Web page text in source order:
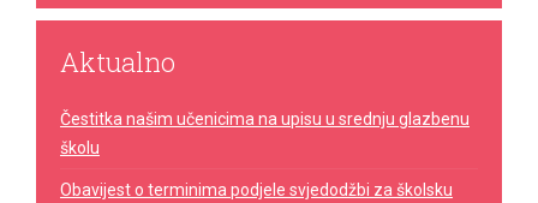
Aktualno
Čestitka našim učenicima na upisu u srednju glazbenu
školu
Obavijest o terminima podjele svjedodžbi za školsku